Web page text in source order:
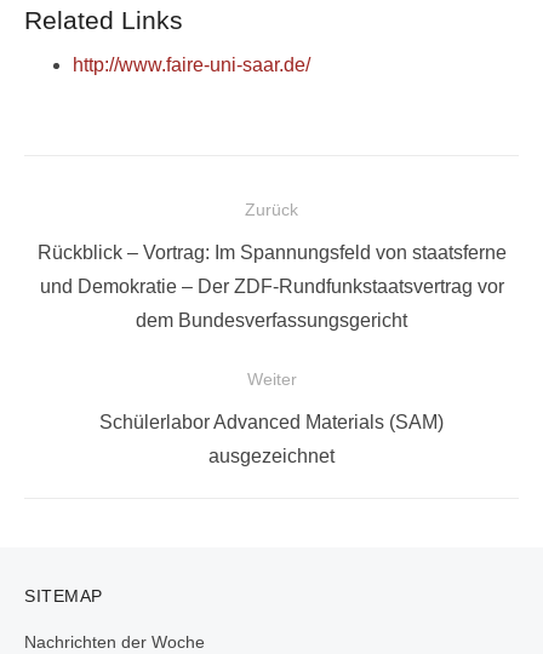
Related Links
http://www.faire-uni-saar.de/
BeitragsnavigationZurück
Vorheriger
Beitrag:
Rückblick – Vortrag: Im Spannungsfeld von staatsferne
und Demokratie – Der ZDF-Rundfunkstaatsvertrag vor
dem Bundesverfassungsgericht
Weiter
NächsterSchülerlabor Advanced Materials (SAM)
ausgezeichnet
SITEMAP
Nachrichten der Woche